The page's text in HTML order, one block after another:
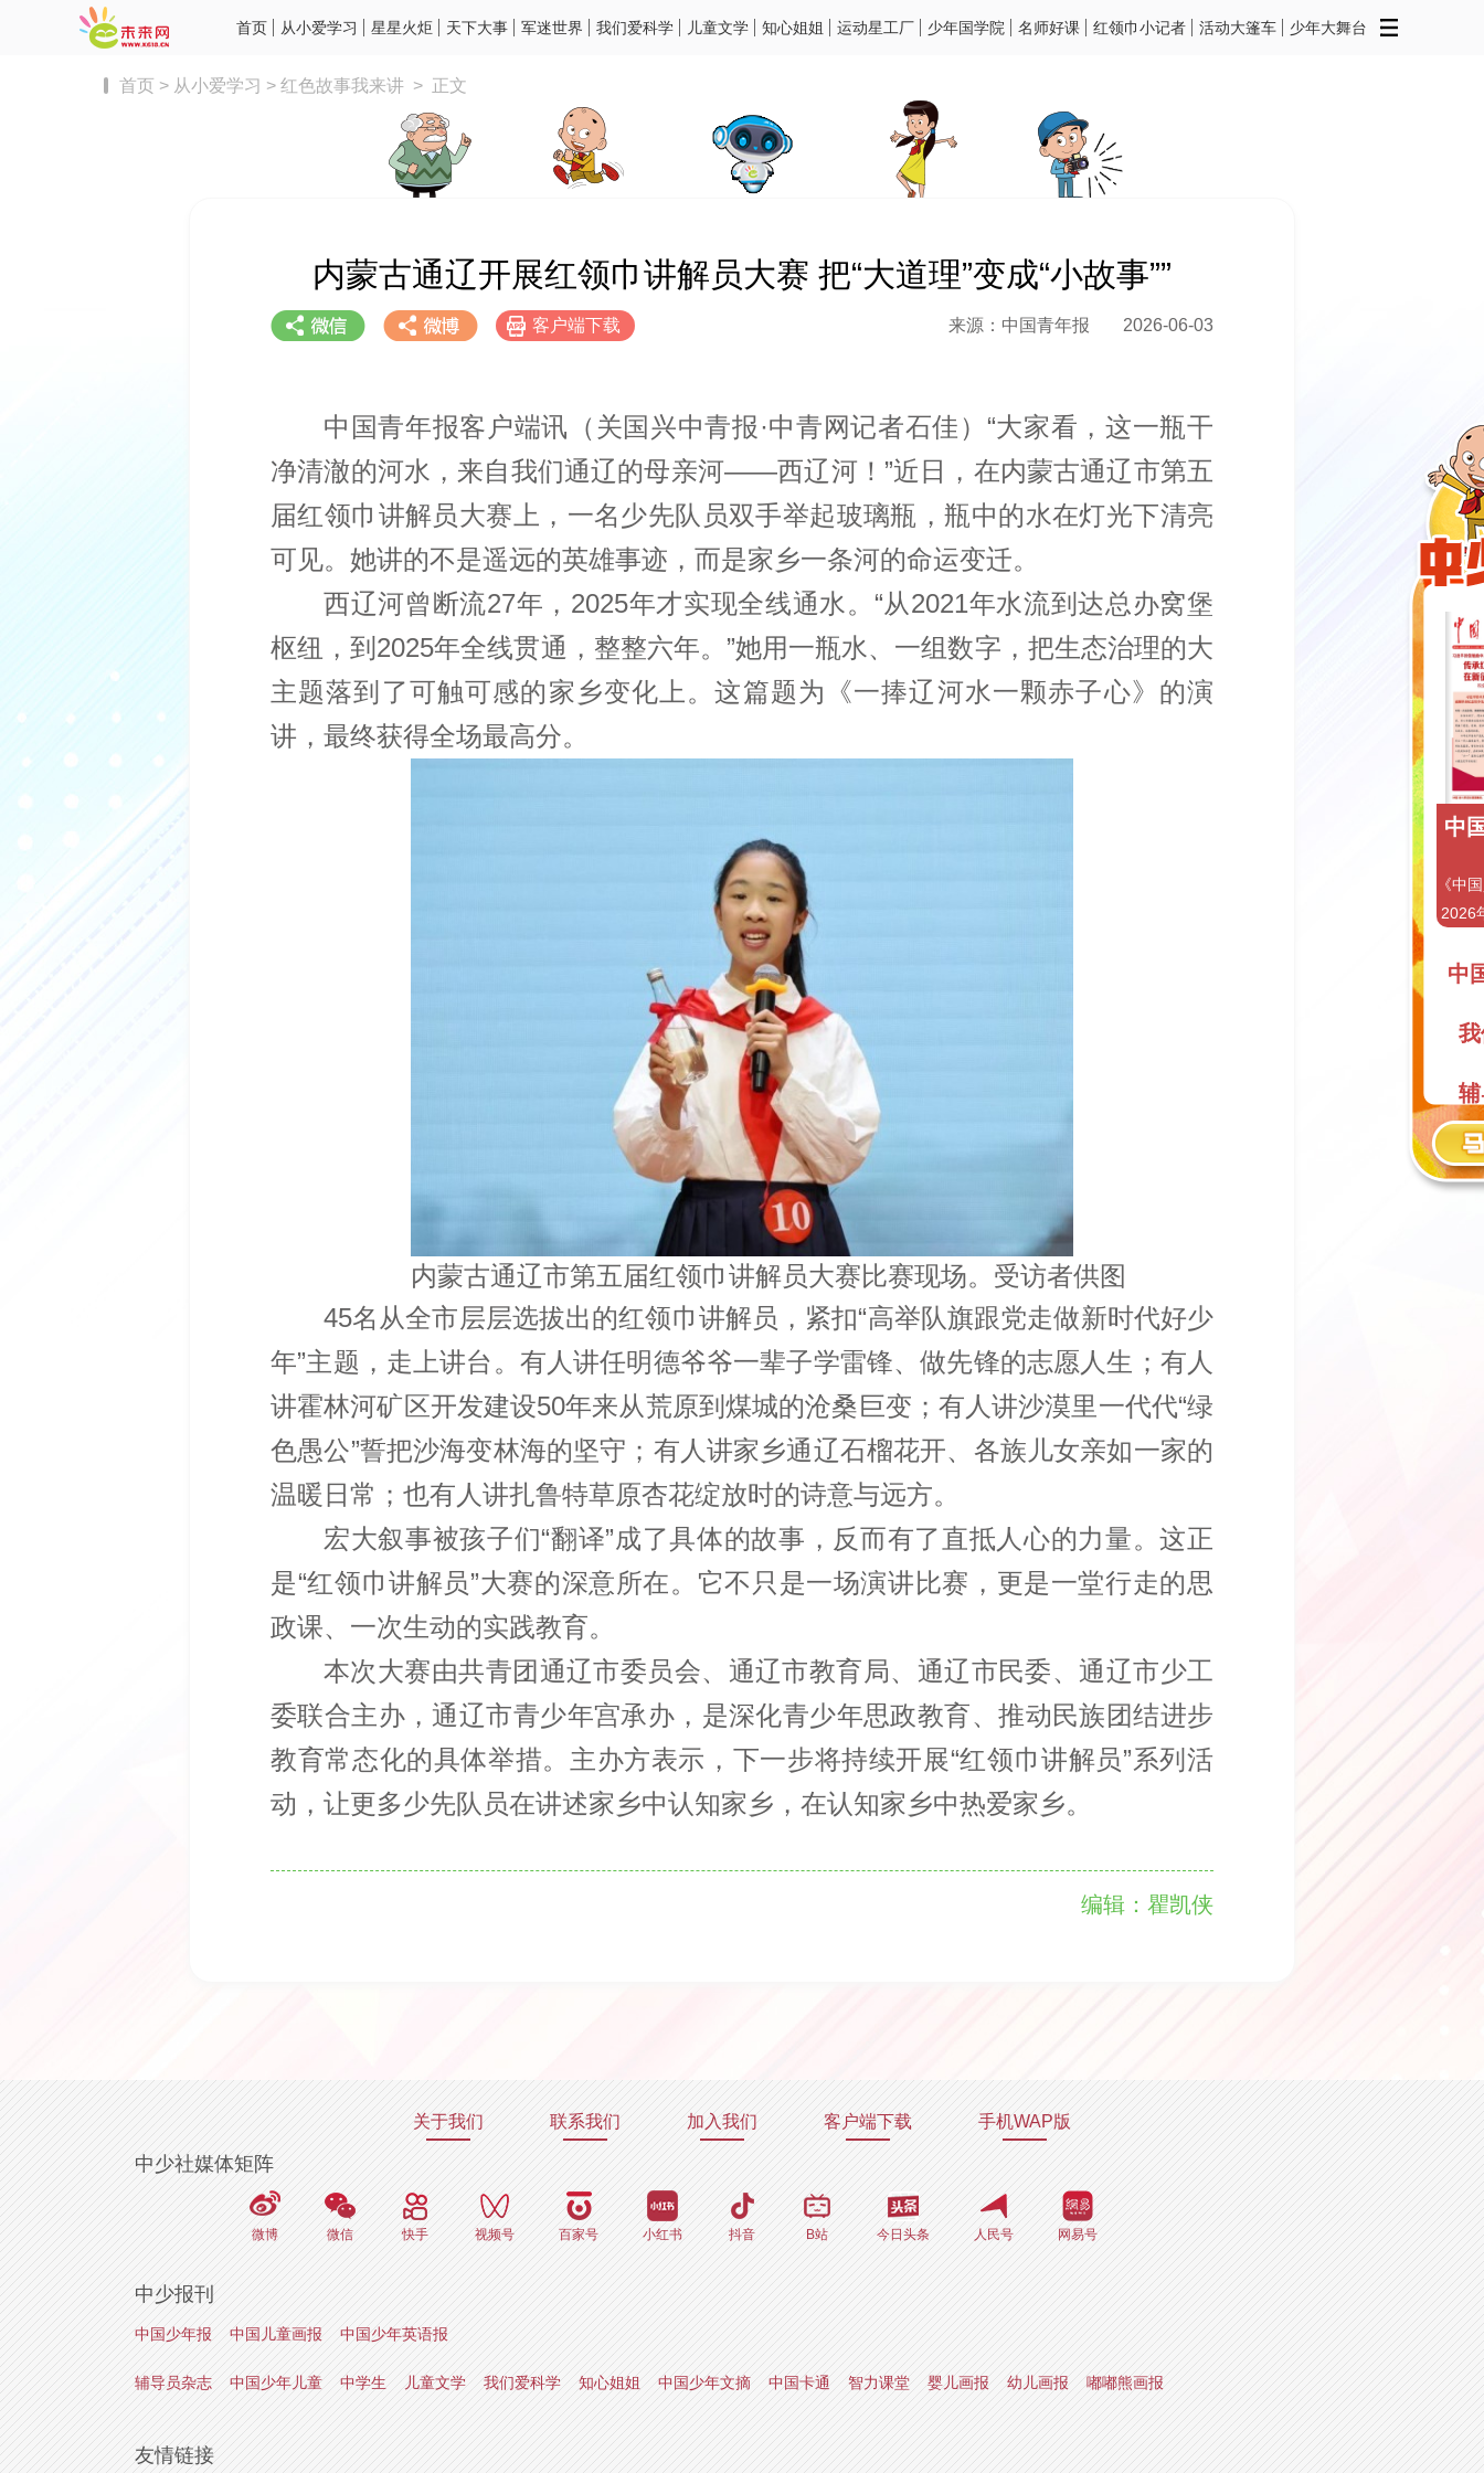
首页 从小爱学习 星星火炬 天下大事 军迷世界 我们爱科学 儿童文学 知心姐姐 运动星工厂 少年国学院 名师好课 红领巾小记者 活动大篷车 少年大舞台
首页 > 从小爱学习 > 红色故事我来讲 > 正文
内蒙古通辽开展红领巾讲解员大赛 把“大道理”变成“小故事””
分享到微信 分享到微博
客户端下载 来源：中国青年报 2026-06-03
中国青年报客户端讯（关国兴中青报·中青网记者石佳）“大家看，这一瓶干
净清澈的河水，来自我们通辽的母亲河——西辽河！”近日，在内蒙古通辽市第五
届红领巾讲解员大赛上，一名少先队员双手举起玻璃瓶，瓶中的水在灯光下清亮
可见。她讲的不是遥远的英雄事迹，而是家乡一条河的命运变迁。
西辽河曾断流27年，2025年才实现全线通水。“从2021年水流到达总办窝堡
枢纽，到2025年全线贯通，整整六年。”她用一瓶水、一组数字，把生态治理的大
主题落到了可触可感的家乡变化上。这篇题为《一捧辽河水一颗赤子心》的演
讲，最终获得全场最高分。
内蒙古通辽市第五届红领巾讲解员大赛比赛现场。受访者供图
45名从全市层层选拔出的红领巾讲解员，紧扣“高举队旗跟党走做新时代好少
年”主题，走上讲台。有人讲任明德爷爷一辈子学雷锋、做先锋的志愿人生；有人
讲霍林河矿区开发建设50年来从荒原到煤城的沧桑巨变；有人讲沙漠里一代代“绿
色愚公”誓把沙海变林海的坚守；有人讲家乡通辽石榴花开、各族儿女亲如一家的
温暖日常；也有人讲扎鲁特草原杏花绽放时的诗意与远方。
宏大叙事被孩子们“翻译”成了具体的故事，反而有了直抵人心的力量。这正
是“红领巾讲解员”大赛的深意所在。它不只是一场演讲比赛，更是一堂行走的思
政课、一次生动的实践教育。
本次大赛由共青团通辽市委员会、通辽市教育局、通辽市民委、通辽市少工
委联合主办，通辽市青少年宫承办，是深化青少年思政教育、推动民族团结进步
教育常态化的具体举措。主办方表示，下一步将持续开展“红领巾讲解员”系列活
动，让更多少先队员在讲述家乡中认知家乡，在认知家乡中热爱家乡。
编辑：瞿凯侠
关于我们 联系我们 加入我们 客户端下载 手机WAP版
中少社媒体矩阵
微博 微信 快手 视频号 百家号 小红书 抖音 B站 今日头条 人民号 网易号
中少报刊
中国少年报 中国儿童画报 中国少年英语报
辅导员杂志 中国少年儿童 中学生 儿童文学 我们爱科学 知心姐姐 中国少年文摘 中国卡通 智力课堂 婴儿画报 幼儿画报 嘟嘟熊画报
友情链接
中
《中
2026
中